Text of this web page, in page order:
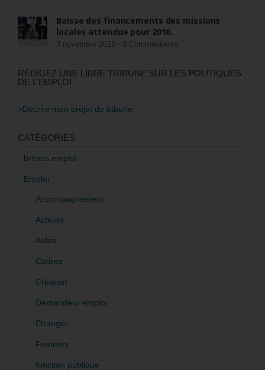
Baisse des financements des missions
locales attendue pour 2016.
3 novembre 2015 - 3 Commentaires
RÉDIGEZ UNE LIBRE TRIBUNE SUR LES POLITIQUES
DE L’EMPLOI
>Décrire mon projet de tribune
CATÉGORIES
brèves emploi
Emploi
Accompagnement
Acteurs
Aides
Cadres
Création
Demandeur emploi
Etranger
Femmes
fonction publique